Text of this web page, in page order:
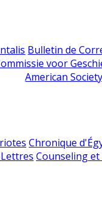
Bulletin de
voor
American
Chronique
Counseling